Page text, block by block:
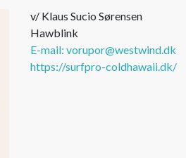
v/ Klaus Sucio Sørensen
Hawblink
E-mail: vorupor@westwind.dk
https://surfpro-coldhawaii.dk/